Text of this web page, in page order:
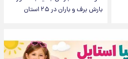
بارش برف و باران در ۲۵ استان